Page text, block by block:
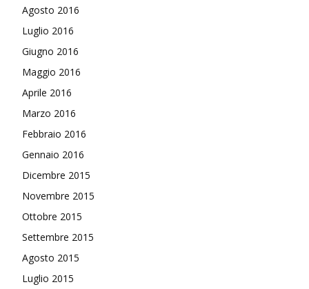
Agosto 2016
Luglio 2016
Giugno 2016
Maggio 2016
Aprile 2016
Marzo 2016
Febbraio 2016
Gennaio 2016
Dicembre 2015
Novembre 2015
Ottobre 2015
Settembre 2015
Agosto 2015
Luglio 2015